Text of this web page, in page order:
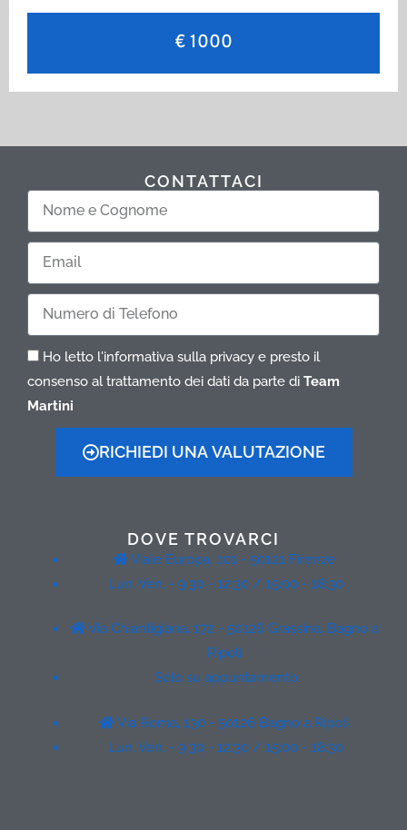
€ 1000
CONTATTACI
Nome
e
Cognome
Email
Telefono
Ho letto l'informativa sulla privacy e presto il
consenso al trattamento dei dati da parte di Team
Martini
RICHIEDI UNA VALUTAZIONE
DOVE TROVARCI
Viale Europa, 101 - 50121 Firenze
Lun. Ven. - 9:30 - 12:30 / 15:00 - 18:30
Via Chiantigiana, 172 - 50126 Grassina, Bagno a
Ripoli
Solo su appuntamento
Via Roma, 130 - 50126 Bagno a Ripoli
Lun. Ven. - 9:30 - 12:30 / 15:00 - 18:30